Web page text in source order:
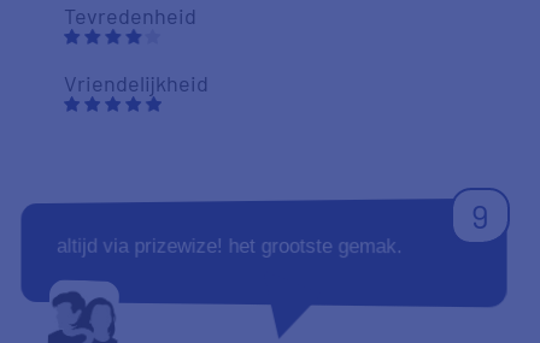
Tevredenheid
Vriendelijkheid
9
altijd via prizewize! het grootste gemak.